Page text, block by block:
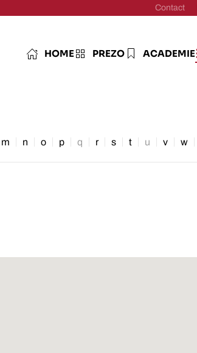
Contact
HOME PREZO ACADEMIE
m n o p q r s t u v w